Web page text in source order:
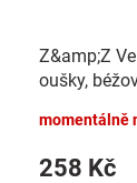
Z&amp;Z
oušky,
momentálně
258 Kč